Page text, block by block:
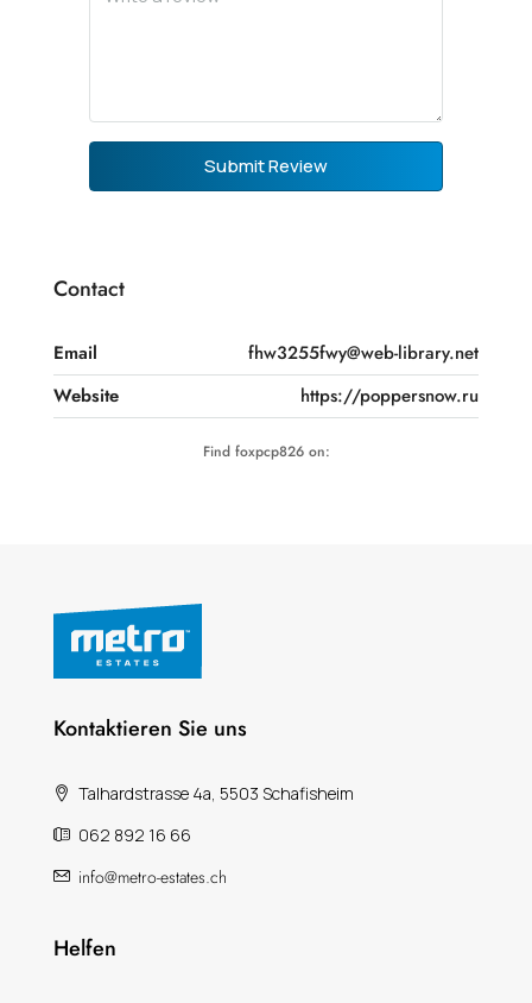
Submit Review
Contact
Email
fhw3255fwy@web-library.net
Website
https://poppersnow.ru
Find foxpcp826 on:
Kontaktieren Sie uns
Talhardstrasse 4a, 5503 Schafisheim
062 892 16 66
info@metro-estates.ch
Helfen